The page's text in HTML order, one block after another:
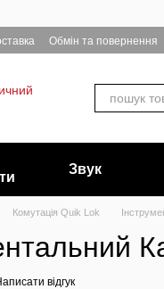
Обмін та повернення
Звук
Комутація Quik Lok
відгук